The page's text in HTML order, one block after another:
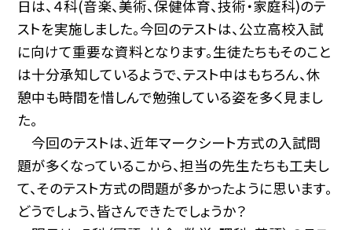
日は、４科(音楽、美術、保健体育、技術・家庭科)のテ
ストを実施しました。今回のテストは、公立高校入試
に向けて重要な資料となります。生徒たちもそのこと
は十分承知しているようで、テスト中はもちろん、休
憩中も時間を惜しんで勉強している姿を多く見まし
た。
今回のテストは、近年マークシート方式の入試問
題が多くなっているこから、担当の先生たちも工夫し
て、そのテスト方式の問題が多かったように思います。
どうでしょう、皆さんできたでしょうか？